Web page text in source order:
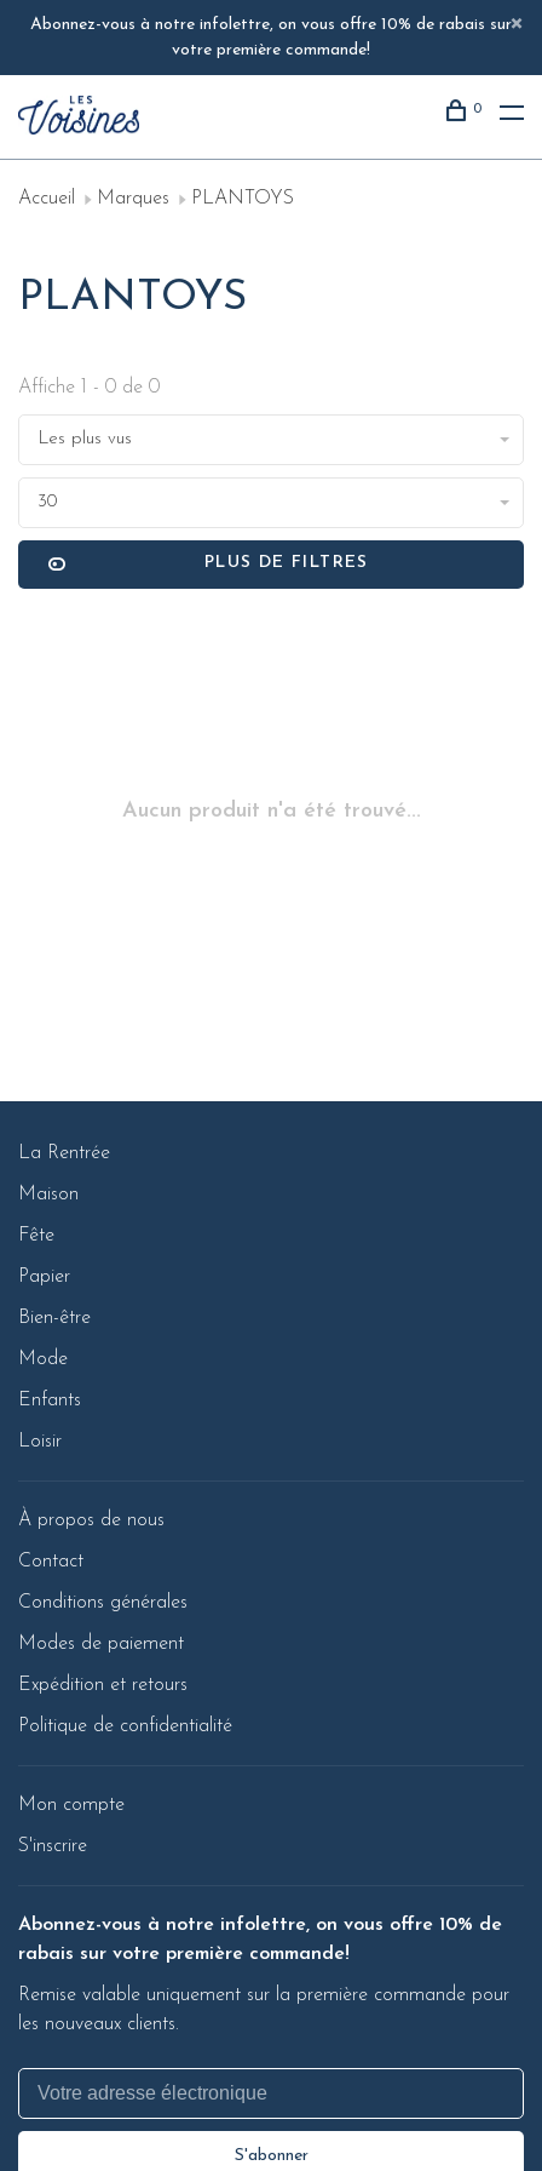
Abonnez-vous à notre infolettre, on vous offre 10% de rabais sur
votre première commande!
0
Accueil Marques PLANTOYS
PLANTOYS
Affiche 1 - 0 de 0
Les plus vus
30
PLUS DE FILTRES
Aucun produit n'a été trouvé...
La Rentrée
Maison
Fête
Papier
Bien-être
Mode
Enfants
Loisir
À propos de nous
Contact
Conditions générales
Modes de paiement
Expédition et retours
Politique de confidentialité
Mon compte
S'inscrire
Abonnez-vous à notre infolettre, on vous offre 10% de
rabais sur votre première commande!
Remise valable uniquement sur la première commande pour
les nouveaux clients.
S'abonner